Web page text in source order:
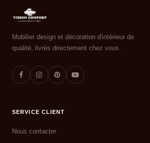
Mobilier design et décoration d'intérieur de
qualité, livrés directement chez vous.
SERVICE CLIENT
Nous contacter